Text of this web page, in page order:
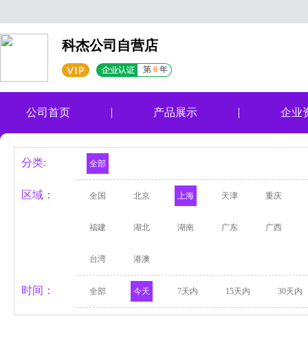
科杰公司自营店
第 6 年
公司首页 产品展示 企业
分类: 全部
区域： 全国 北京 上海 天津 重庆
福建 湖北 湖南 广东 广西
台湾 港澳
时间： 全部 今天 7天内 15天内 30天内